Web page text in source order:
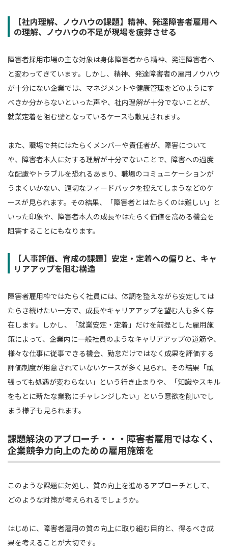
【社内理解、ノウハウの課題】精神、発達障害者雇用へ
の理解、ノウハウの不足が現場を疲弊させる
障害者採用市場の主な対象は身体障害者から精神、発達障害者へ
と変わってきています。しかし、精神、発達障害者の雇用ノウハウ
が十分にない企業では、マネジメントや健康管理をどのようにす
べきか分からないといった声や、社内理解が十分でないことが、
就業定着を阻む壁となっているケースも散見されます。
また、職場で共にはたらくメンバーや責任者が、障害について
や、障害者本人に対する理解が十分でないことで、障害への過度
な配慮やトラブルを恐れるあまり、職場のコミュニケーションが
うまくいかない、適切なフィードバックを控えてしまうなどのケ
ースが見られます。その結果、「障害者とはたらくのは難しい」と
いった印象や、障害者本人の成長やはたらく価値を高める機会を
阻害することにもなります。
【人事評価、育成の課題】安定・定着への偏りと、キャ
リアアップを阻む構造
障害者雇用枠ではたらく社員には、体調を整えながら安定しては
たらき続けたい一方で、成長やキャリアアップを望む人も多く存
在します。しかし、「就業安定・定着」だけを前提とした雇用施
策によって、企業内に一般社員のようなキャリアアップの道筋や、
様々な仕事に従事できる機会、勤怠だけではなく成果を評価する
評価制度が用意されていないケースが多く見られ、その結果「頑
張っても処遇が変わらない」という行き止まりや、「知識やスキル
をもとに新たな業務にチャレンジしたい」という意欲を削いでし
まう様子も見られます。
課題解決のアプローチ・・・障害者雇用ではなく、
企業競争力向上のための雇用施策を
このような課題に対処し、質の向上を進めるアプローチとして、
どのような対策が考えられるでしょうか。
はじめに、障害者雇用の質の向上に取り組む目的と、得るべき成
果を考えることが大切です。